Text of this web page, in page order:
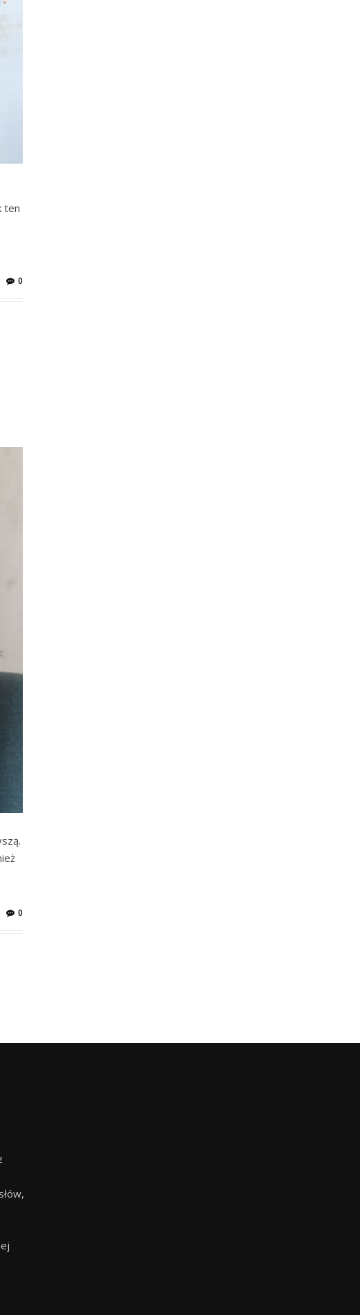
ten
0
0